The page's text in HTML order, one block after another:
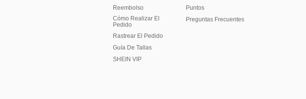
Reembolso
Cómo Realizar El
Pedido
Rastrear El Pedido
Guía De Tallas
SHEIN VIP
Puntos
Preguntas Frecuentes